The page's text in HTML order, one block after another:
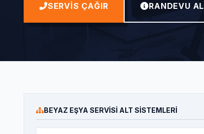
SERVIS ÇAĞIR RANDEVU AL
BEYAZ EŞYA SERVISI ALT SISTEMLERI